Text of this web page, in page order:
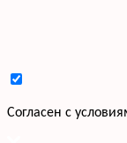
Cогласен с